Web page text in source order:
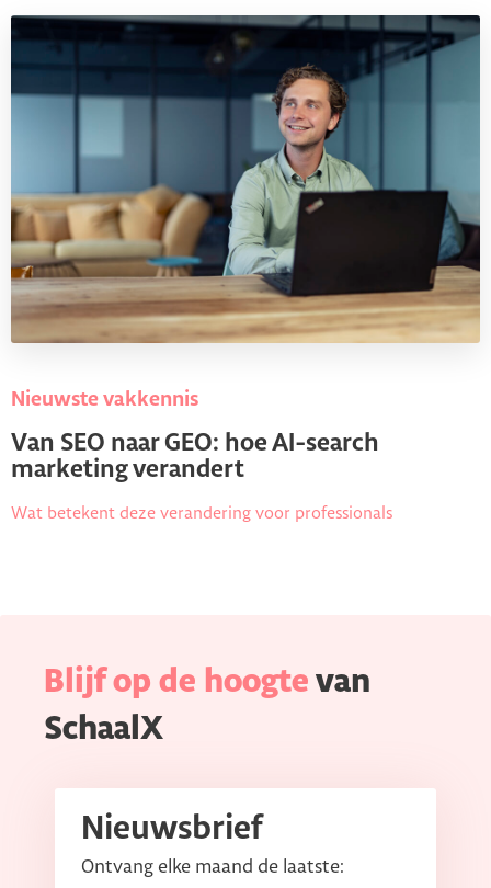
Nieuwste vakkennis
Van SEO naar GEO: hoe AI-search
marketing verandert
Wat betekent deze verandering voor professionals
Blijf op de hoogte van
SchaalX
Nieuwsbrief
Ontvang elke maand de laatste: